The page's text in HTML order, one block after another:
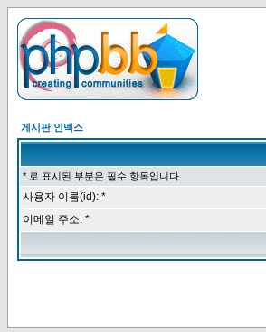
게시판 인덱스
* 로 표시된 부분은 필수 항목입니다
사용자 이름(id): *
이메일 주소: *